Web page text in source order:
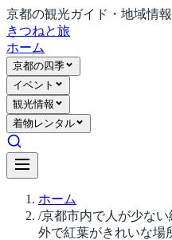
京都の観光ガイド・地域情
きつねと旅
ホーム
京都の四季
イベント
観光情報
着物レンタル
ホーム
/京都市内で人が少な
外で紅葉がきれいな場